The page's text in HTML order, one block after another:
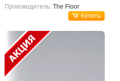
Производитель: The Floor
Купить